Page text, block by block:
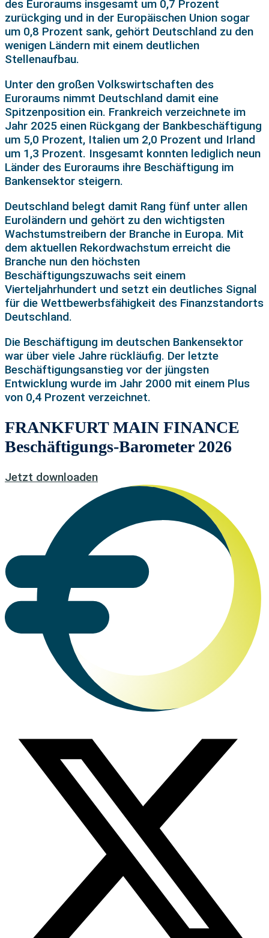
des Euroraums insgesamt um 0,7 Prozent
zurückging und in der Europäischen Union sogar
um 0,8 Prozent sank, gehört Deutschland zu den
wenigen Ländern mit einem deutlichen
Stellenaufbau.
Unter den großen Volkswirtschaften des
Euroraums nimmt Deutschland damit eine
Spitzenposition ein. Frankreich verzeichnete im
Jahr 2025 einen Rückgang der Bankbeschäftigung
um 5,0 Prozent, Italien um 2,0 Prozent und Irland
um 1,3 Prozent. Insgesamt konnten lediglich neun
Länder des Euroraums ihre Beschäftigung im
Bankensektor steigern.
Deutschland belegt damit Rang fünf unter allen
Euroländern und gehört zu den wichtigsten
Wachstumstreibern der Branche in Europa. Mit
dem aktuellen Rekordwachstum erreicht die
Branche nun den höchsten
Beschäftigungszuwachs seit einem
Vierteljahrhundert und setzt ein deutliches Signal
für die Wettbewerbsfähigkeit des Finanzstandorts
Deutschland.
Die Beschäftigung im deutschen Bankensektor
war über viele Jahre rückläufig. Der letzte
Beschäftigungsanstieg vor der jüngsten
Entwicklung wurde im Jahr 2000 mit einem Plus
von 0,4 Prozent verzeichnet.
FRANKFURT MAIN FINANCE
Beschäftigungs-Barometer 2026
Jetzt downloaden